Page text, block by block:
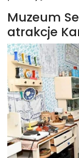
Muzeum
atrakcje